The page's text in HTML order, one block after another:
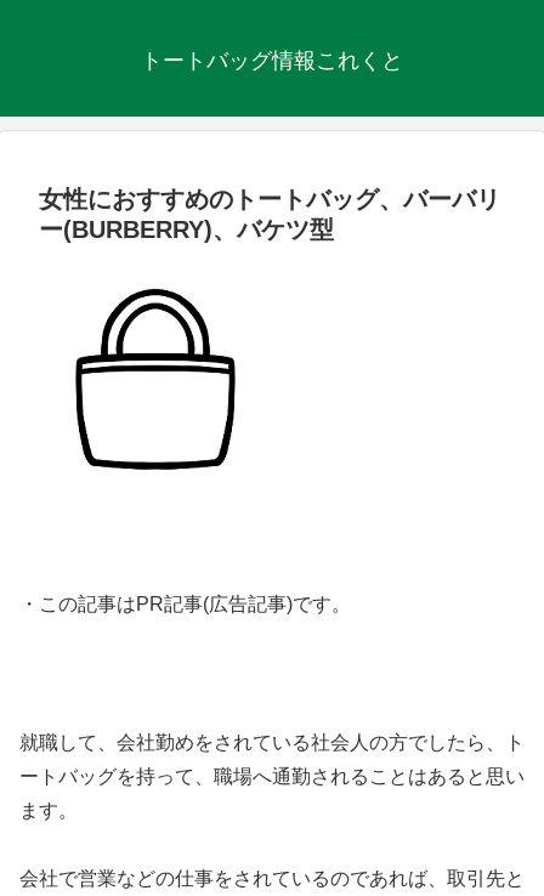
トートバッグ情報これくと
女性におすすめのトートバッグ、バーバリ
ー(BURBERRY)、バケツ型
・この記事はPR記事(広告記事)です。
就職して、会社勤めをされている社会人の方でしたら、ト
ートバッグを持って、職場へ通勤されることはあると思い
ます。
会社で営業などの仕事をされているのであれば、取引先と